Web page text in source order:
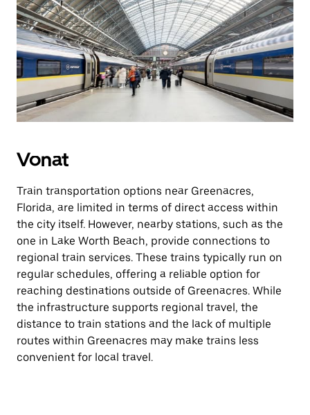
Vonat
Train transportation options near Greenacres,
Florida, are limited in terms of direct access within
the city itself. However, nearby stations, such as the
one in Lake Worth Beach, provide connections to
regional train services. These trains typically run on
regular schedules, offering a reliable option for
reaching destinations outside of Greenacres. While
the infrastructure supports regional travel, the
distance to train stations and the lack of multiple
routes within Greenacres may make trains less
convenient for local travel.